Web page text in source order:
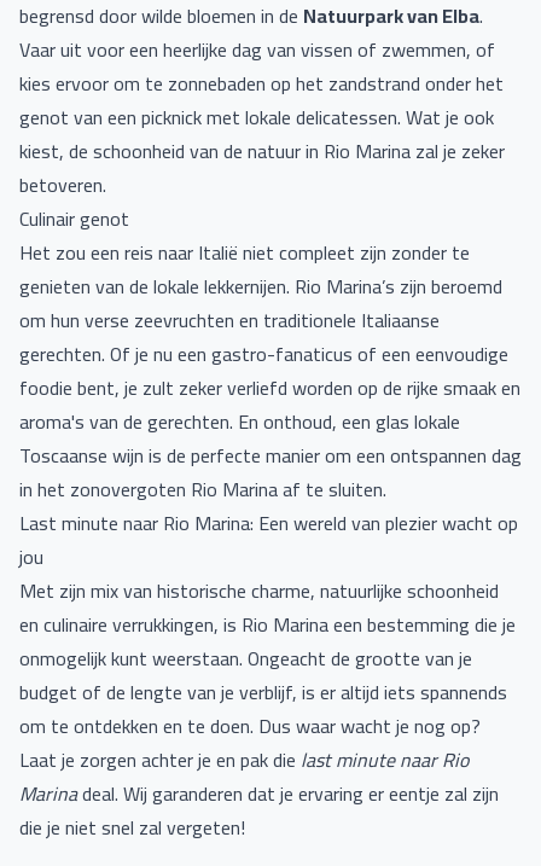
begrensd door wilde bloemen in de Natuurpark van Elba.
Vaar uit voor een heerlijke dag van vissen of zwemmen, of
kies ervoor om te zonnebaden op het zandstrand onder het
genot van een picknick met lokale delicatessen. Wat je ook
kiest, de schoonheid van de natuur in Rio Marina zal je zeker
betoveren.
Culinair genot
Het zou een reis naar Italië niet compleet zijn zonder te
genieten van de lokale lekkernijen. Rio Marina’s zijn beroemd
om hun verse zeevruchten en traditionele Italiaanse
gerechten. Of je nu een gastro-fanaticus of een eenvoudige
foodie bent, je zult zeker verliefd worden op de rijke smaak en
aroma's van de gerechten. En onthoud, een glas lokale
Toscaanse wijn is de perfecte manier om een ontspannen dag
in het zonovergoten Rio Marina af te sluiten.
Last minute naar Rio Marina: Een wereld van plezier wacht op
jou
Met zijn mix van historische charme, natuurlijke schoonheid
en culinaire verrukkingen, is Rio Marina een bestemming die je
onmogelijk kunt weerstaan. Ongeacht de grootte van je
budget of de lengte van je verblijf, is er altijd iets spannends
om te ontdekken en te doen. Dus waar wacht je nog op?
Laat je zorgen achter je en pak die last minute naar Rio
Marinadeal. Wij garanderen dat je ervaring er eentje zal zijn
die je niet snel zal vergeten!